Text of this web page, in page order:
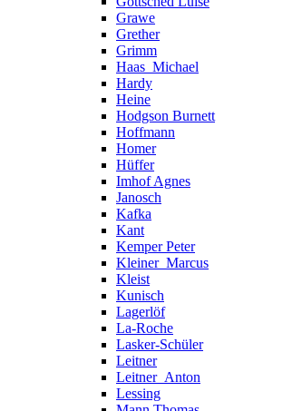
Grawe
Grether
Grimm
Haas_Michael
Hardy
Heine
Hodgson Burnett
Hoffmann
Homer
Hüffer
Imhof Agnes
Janosch
Kafka
Kant
Kemper Peter
Kleiner_Marcus
Kleist
Kunisch
Lagerlöf
La-Roche
Lasker-Schüler
Leitner
Leitner_Anton
Lessing